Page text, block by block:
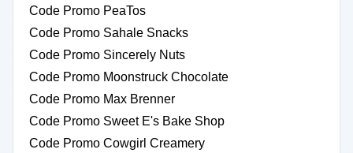
Code Promo PeaTos
Code Promo Sahale Snacks
Code Promo Sincerely Nuts
Code Promo Moonstruck Chocolate
Code Promo Max Brenner
Code Promo Sweet E's Bake Shop
Code Promo Cowgirl Creamery